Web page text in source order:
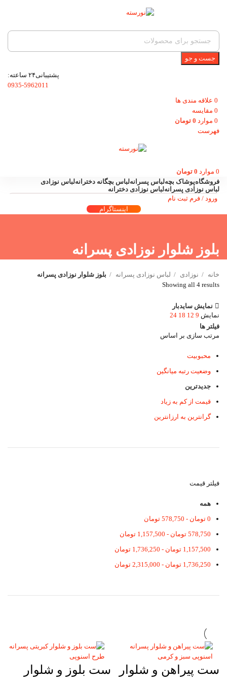
جست و جو
پشتیبانی۲۴ ساعته:
0935-5962011
0 علاقه مندی ها
0 مقایسه
0 موارد 0 تومان
فهرست
0 موارد 0 تومان
فروشگاهپوشاک بچهلباس پسرانهلباس بچگانه دخترانهلباس نوزادی
لباس نوزادی پسرانهلباس نوزادی دخترانه
ورود / فرم ثبت نام
اینستاگرام
بلوز شلوار نوزادی پسرانه
خانه نوزادی لباس نوزادی پسرانه
بلوز شلوار نوزادی پسرانه
Showing all 4 results
نمایش سایدبار
نمایش 9
12
18
24
فیلتر ها
مرتب سازی بر اساس
محبوبیت
وضعیت رتبه میانگین
جدیدترین
قیمت از کم به زیاد
گرانترین به ارزانترین
فیلتر قیمت
همه
0 تومان -
578,750 تومان
578,750 تومان -
1,157,500 تومان
1,157,500 تومان -
1,736,250 تومان
1,736,250 تومان -
2,315,000 تومان
ست پیراهن و شلوار
ست بلوز و شلوار